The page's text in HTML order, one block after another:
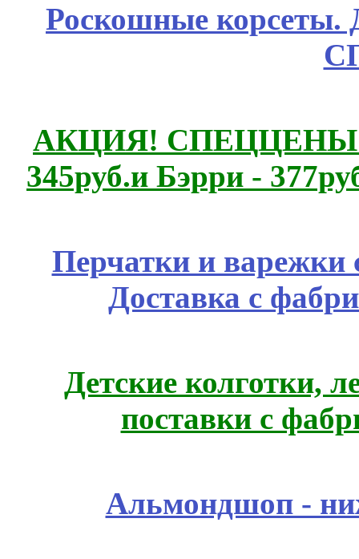
Роскошные корсеты.
АКЦИЯ! СПЕЦЦЕНЫ
345руб.и Бэрри -
Перчатки и варежки
Доставка с
Детские колготки,
поставки с
Альмондшоп -